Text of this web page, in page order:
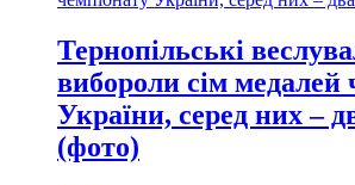
Тернопільські
вибороли сім медалей
України, серед них –
(фото)